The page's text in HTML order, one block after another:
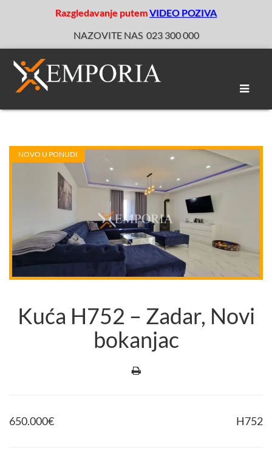
Razgledavanje putemVIDEO POZIVA
NAZOVITE NAS 023 300 000
Toggle
NOVO U PONUDI
Kuća H752 – Zadar, Novi
bokanjac
650.000€ H752